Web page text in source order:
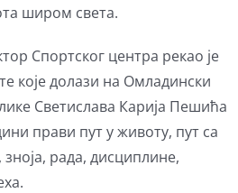
широм света.
Спортског центра рекао је
које долази на Омладински
Светислава Карија Пешића
прави пут у животу, пут са
рада, дисциплине,